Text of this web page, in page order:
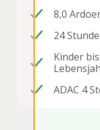
8,0
24
Kinder
ADAC 4